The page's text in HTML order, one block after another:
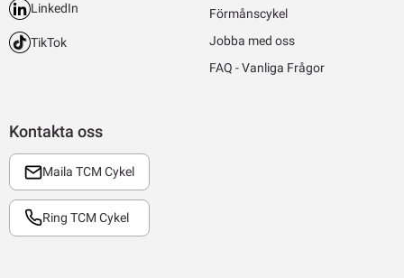
Kontakta oss
Maila TCM Cykel
Ring TCM Cykel
LinkedIn
TikTok
Förmånscykel
Jobba med oss
FAQ - Vanliga Frågor